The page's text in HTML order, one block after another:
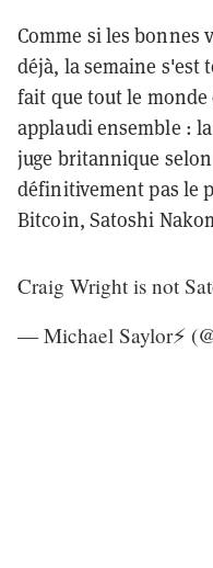
Comme si les bonnes
déjà, la semaine s'est
fait que tout le monde
applaudi ensemble :
juge britannique
définitivement pas le
Bitcoin, Satoshi
Craig Wright is not
— Michael Saylor⚡️